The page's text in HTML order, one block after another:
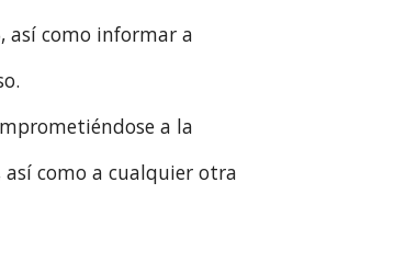
así como informar a
a la
como a cualquier otra